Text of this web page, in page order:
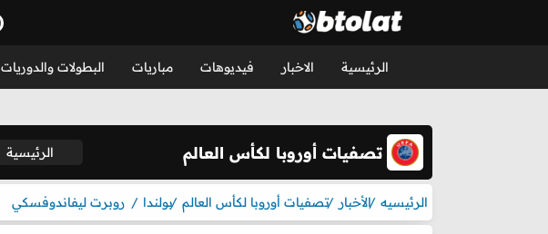
الرئيسية الاخبار فيديوهات مباريات البطولات والدوريات
تصفيات أوروبا لكأس العالم الرئيسية
الرئيسيه الأخبار تصفيات أوروبا لكأس العالم بولندا روبرت ليفاندوفسكي